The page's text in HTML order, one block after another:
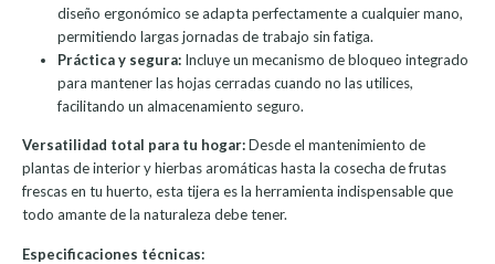
diseño ergonómico se adapta perfectamente a cualquier mano,
permitiendo largas jornadas de trabajo sin fatiga.
Práctica y segura:Incluye un mecanismo de bloqueo integrado
para mantener las hojas cerradas cuando no las utilices,
facilitando un almacenamiento seguro.
Versatilidad total para tu hogar:Desde el mantenimiento de
plantas de interior y hierbas aromáticas hasta la cosecha de frutas
frescas en tu huerto, esta tijera es la herramienta indispensable que
todo amante de la naturaleza debe tener.
Especificaciones técnicas: